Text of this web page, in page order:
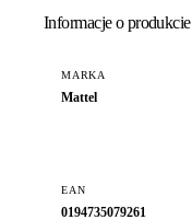
Informacje o produkcie
MARKA
Mattel
EAN
0194735079261